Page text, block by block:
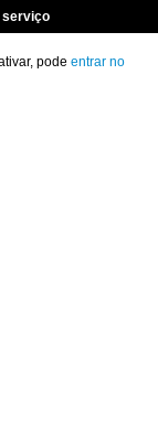
serviço
pode entrar no